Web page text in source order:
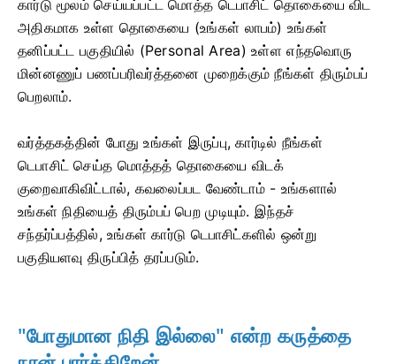
கார்டு மூலம் செய்யப்பட்ட மொத்த டெபாசிட் தொகையை விட
அதிகமாக உள்ள தொகையை (உங்கள் லாபம்) உங்கள்
தனிப்பட்ட பகுதியில் (Personal Area) உள்ள எந்தவொரு
மின்னணுப் பணப்பரிவர்த்தனை முறைக்கும் நீங்கள் திரும்பப்
பெறலாம்.
வர்த்தகத்தின் போது உங்கள் இருப்பு, கார்டில் நீங்கள்
டெபாசிட் செய்த மொத்தத் தொகையை விடக்
குறைவாகிவிட்டால், கவலைப்பட வேண்டாம் - உங்களால்
உங்கள் நிதியைத் திரும்பப் பெற முடியும். இந்தச்
சந்தர்ப்பத்தில், உங்கள் கார்டு டெபாசிட்களில் ஒன்று
பகுதியளவு திருப்பித் தரப்படும்.
"போதுமான நிதி இல்லை" என்ற கருத்தை